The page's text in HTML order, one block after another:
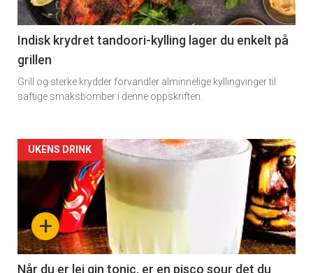
section
11
Indisk krydret tandoori-kylling lager du enkelt på
grillen
Grill og sterke krydder forvandler alminnelige kyllingvinger til
saftige smaksbomber i denne oppskriften.
Artikler
detail
section
+
UKENS DRINK
Når du er lei gin tonic, er en pisco sour det du